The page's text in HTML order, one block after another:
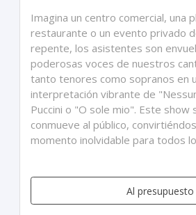
Imagina un centro comercial, una
restaurante o un evento privado
repente, los asistentes son
poderosas voces de nuestros
tanto tenores como sopranos en
interpretación vibrante de
Puccini o "O sole mio". Este show
conmueve al público,
momento inolvidable para todos
Al presupuesto